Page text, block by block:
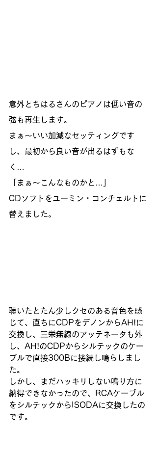
意外とちはるさんのピアノは低い音の
弦も再生します。
まぁ～いい加減なセッティングです
し、最初から良い音が出るはずもな
く…
「まぁ～こんなものかと…」
CDソフトをユーミン・コンチェルトに
替えました。
聴いたとたん少しクセのある音色を感
じて、直ちにCDPをデノンからAH!に
交換し、三栄無線のアッテネータも外
し、AH!のCDPからシルテックのケー
ブルで直接300Bに接続し鳴らしまし
た。
しかし、まだハッキリしない鳴り方に
納得できなかったので、RCAケーブル
をシルテックからISODAに交換したの
です。